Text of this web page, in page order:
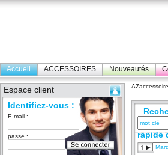
Accueil ACCESSOIRES Nouveautés
Espace client
Identifiez-vous :
E-mail :
passe : rapide